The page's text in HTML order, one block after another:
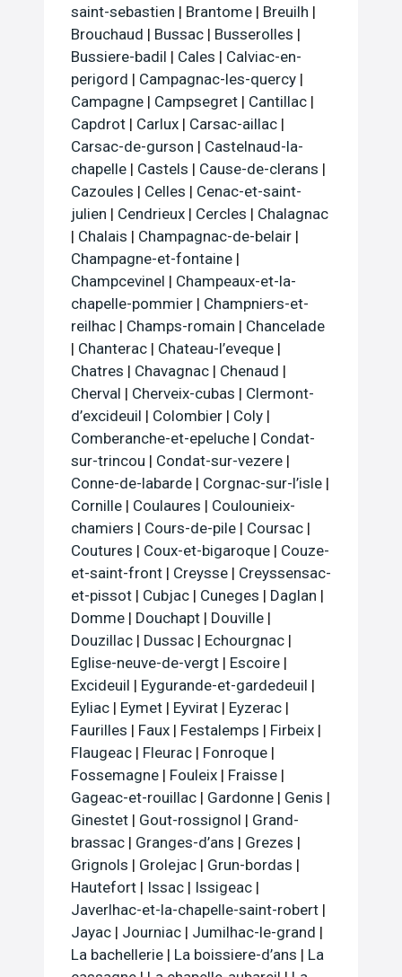
saint-sebastien | Brantome | Breuilh |
Brouchaud | Bussac | Busserolles |
Bussiere-badil | Cales | Calviac-en-
perigord | Campagnac-les-quercy |
Campagne | Campsegret | Cantillac |
Capdrot | Carlux | Carsac-aillac |
Carsac-de-gurson | Castelnaud-la-
chapelle | Castels | Cause-de-clerans |
Cazoules | Celles | Cenac-et-saint-
julien | Cendrieux | Cercles | Chalagnac
| Chalais | Champagnac-de-belair |
Champagne-et-fontaine |
Champcevinel | Champeaux-et-la-
chapelle-pommier | Champniers-et-
reilhac | Champs-romain | Chancelade
| Chanterac | Chateau-l’eveque |
Chatres | Chavagnac | Chenaud |
Cherval | Cherveix-cubas | Clermont-
d’excideuil | Colombier | Coly |
Comberanche-et-epeluche | Condat-
sur-trincou | Condat-sur-vezere |
Conne-de-labarde | Corgnac-sur-l’isle |
Cornille | Coulaures | Coulounieix-
chamiers | Cours-de-pile | Coursac |
Coutures | Coux-et-bigaroque | Couze-
et-saint-front | Creysse | Creyssensac-
et-pissot | Cubjac | Cuneges | Daglan |
Domme | Douchapt | Douville |
Douzillac | Dussac | Echourgnac |
Eglise-neuve-de-vergt | Escoire |
Excideuil | Eygurande-et-gardedeuil |
Eyliac | Eymet | Eyvirat | Eyzerac |
Faurilles | Faux | Festalemps | Firbeix |
Flaugeac | Fleurac | Fonroque |
Fossemagne | Fouleix | Fraisse |
Gageac-et-rouillac | Gardonne | Genis |
Ginestet | Gout-rossignol | Grand-
brassac | Granges-d’ans | Grezes |
Grignols | Grolejac | Grun-bordas |
Hautefort | Issac | Issigeac |
Javerlhac-et-la-chapelle-saint-robert |
Jayac | Journiac | Jumilhac-le-grand |
La bachellerie | La boissiere-d’ans | La